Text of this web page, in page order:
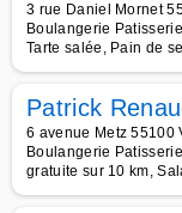
3 rue Daniel Mornet
Boulangerie
Tarte salée, Pain de
Patrick
6 avenue Metz 55100
Boulangerie
gratuite sur 10 km,